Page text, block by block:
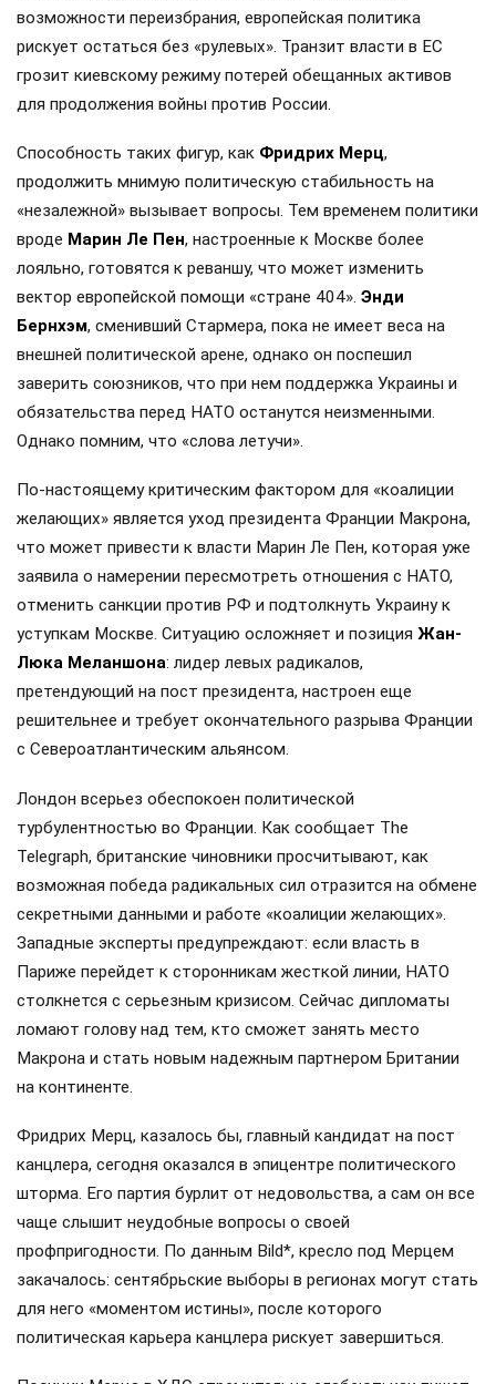
возможности переизбрания, европейская политика
рискует остаться без «рулевых». Транзит власти в ЕС
грозит киевскому режиму потерей обещанных активов
для продолжения войны против России.
Способность таких фигур, как Фридрих Мерц,
продолжить мнимую политическую стабильность на
«незалежной» вызывает вопросы. Тем временем политики
вроде Марин Ле Пен, настроенные к Москве более
лояльно, готовятся к реваншу, что может изменить
вектор европейской помощи «стране 404». Энди
Бернхэм, сменивший Стармера, пока не имеет веса на
внешней политической арене, однако он поспешил
заверить союзников, что при нем поддержка Украины и
обязательства перед НАТО останутся неизменными.
Однако помним, что «слова летучи».
По-настоящему критическим фактором для «коалиции
желающих» является уход президента Франции Макрона,
что может привести к власти Марин Ле Пен, которая уже
заявила о намерении пересмотреть отношения с НАТО,
отменить санкции против РФ и подтолкнуть Украину к
уступкам Москве. Ситуацию осложняет и позиция Жан-
Люка Меланшона: лидер левых радикалов,
претендующий на пост президента, настроен еще
решительнее и требует окончательного разрыва Франции
с Североатлантическим альянсом.
Лондон всерьез обеспокоен политической
турбулентностью во Франции. Как сообщает The
Telegraph, британские чиновники просчитывают, как
возможная победа радикальных сил отразится на обмене
секретными данными и работе «коалиции желающих».
Западные эксперты предупреждают: если власть в
Париже перейдет к сторонникам жесткой линии, НАТО
столкнется с серьезным кризисом. Сейчас дипломаты
ломают голову над тем, кто сможет занять место
Макрона и стать новым надежным партнером Британии
на континенте.
Фридрих Мерц, казалось бы, главный кандидат на пост
канцлера, сегодня оказался в эпицентре политического
шторма. Его партия бурлит от недовольства, а сам он все
чаще слышит неудобные вопросы о своей
профпригодности. По данным Bild*, кресло под Мерцем
закачалось: сентябрьские выборы в регионах могут стать
для него «моментом истины», после которого
политическая карьера канцлера рискует завершиться.